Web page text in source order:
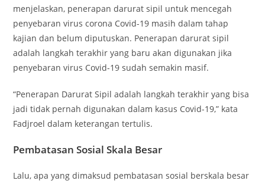
menjelaskan, penerapan darurat sipil untuk mencegah
penyebaran virus corona Covid-19 masih dalam tahap
kajian dan belum diputuskan. Penerapan darurat sipil
adalah langkah terakhir yang baru akan digunakan jika
penyebaran virus Covid-19 sudah semakin masif.
“Penerapan Darurat Sipil adalah langkah terakhir yang bisa
jadi tidak pernah digunakan dalam kasus Covid-19,” kata
Fadjroel dalam keterangan tertulis.
Pembatasan Sosial Skala Besar
Lalu, apa yang dimaksud pembatasan sosial berskala besar